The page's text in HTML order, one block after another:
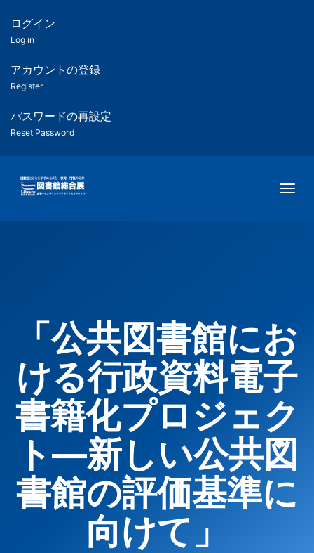
ツ
匿
名
ユ
ー
ー
用
メ
ログイン
Log in
アカウントの登録
Register
パスワードの再設定
Reset Password
「公共図書館にお
ける行政資料電子
書籍化プロジェク
ト―新しい公共図
書館の評価基準に
向けて」